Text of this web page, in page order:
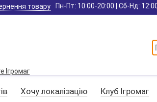
товару Пн-Пт: 10:00-20:00 | Сб-Нд:
Хочу локалізацію Клуб Ігромаг